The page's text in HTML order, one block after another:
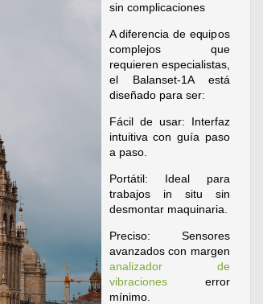
sin complicaciones
A diferencia de equipos
complejos que
requieren especialistas,
el Balanset-1A está
diseñado para ser:
Fácil de usar: Interfaz
intuitiva con guía paso
a paso.
Portátil: Ideal para
trabajos in situ sin
desmontar maquinaria.
Preciso: Sensores
avanzados con margen
analizador de
vibracioneserror
mínimo.